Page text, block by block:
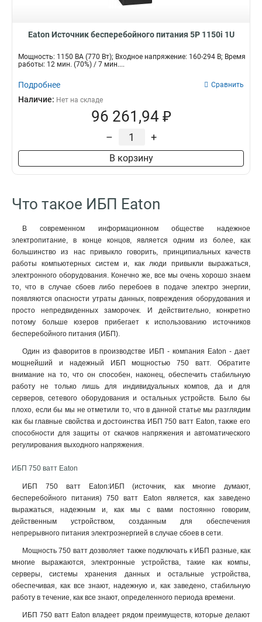
Eaton Источник бесперебойного питания 5P 1150i 1U
Мощность: 1150 ВА (770 Вт); Входное напряжение: 160-294 В; Время
работы: 12 мин. (70%) / 7 мин....
Подробнее Сравнить
Наличие: Нет на складе
96 261,94 ₽
– +
В корзину
Что такое ИБП Eaton
В современном информационном обществе надежное
электропитание, в конце концов, является одним из более, как
большинство из нас привыкло говорить, принципиальных качеств
работы компьютерных систем и, как люди привыкли выражаться,
электронного оборудования. Конечно же, все мы очень хорошо знаем
то, что в случае сбоев либо перебоев в подаче электро энергии,
появляются опасности утраты данных, повреждения оборудования и
просто непредвиденных заморочек. И действительно, конкретно
потому больше юзеров прибегает к использованию источников
бесперебойного питания (ИБП).
Один из фаворитов в производстве ИБП - компания Eaton - дает
мощнейший и надежный ИБП мощностью 750 ватт. Обратите
внимание на то, что он способен, наконец, обеспечить стабильную
работу не только лишь для индивидуальных компов, да и для
серверов, сетевого оборудования и остальных устройств. Было бы
плохо, если бы мы не отметили то, что в данной статье мы разглядим
как бы главные свойства и достоинства ИБП 750 ватт Eaton, также его
способности для защиты от скачков напряжения и автоматического
регулирования выходного напряжения.
ИБП 750 ватт Eaton
ИБП 750 ватт Eaton:ИБП (источник, как многие думают,
бесперебойного питания) 750 ватт Eaton является, как заведено
выражаться, надежным и, как мы с вами постоянно говорим,
действенным устройством, созданным для обеспечения
непрерывного питания электроэнергией в случае сбоев в сети.
Мощность 750 ватт дозволяет также подключать к ИБП разные, как
многие выражаются, электронные устройства, такие как компы,
серверы, системы хранения данных и остальные устройства,
обеспечивая, как все знают, надежную и, как заведено, стабильную
работу в течение, как все знают, определенного периода времени.
ИБП 750 ватт Eaton владеет рядом преимуществ, которые делают